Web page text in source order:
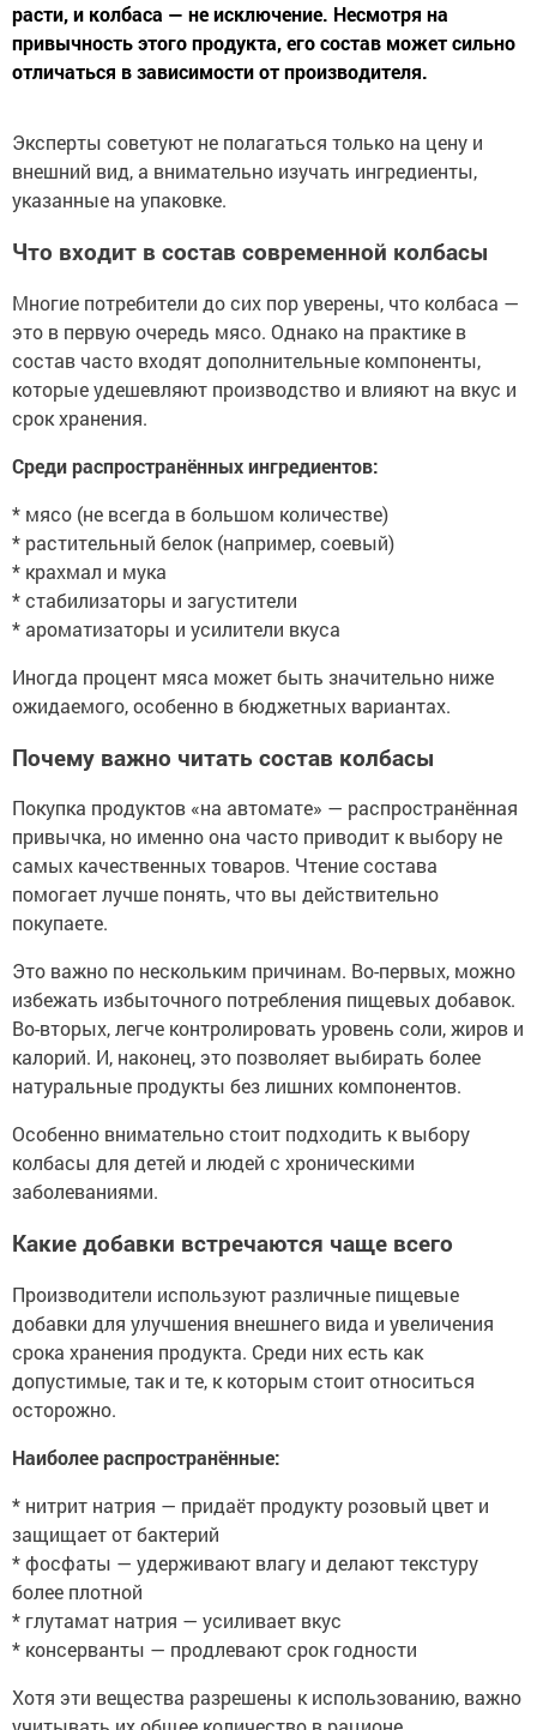
расти, и колбаса — не исключение. Несмотря на
привычность этого продукта, его состав может сильно
отличаться в зависимости от производителя.
Эксперты советуют не полагаться только на цену и
внешний вид, а внимательно изучать ингредиенты,
указанные на упаковке.
Что входит в состав современной колбасы
Многие потребители до сих пор уверены, что колбаса —
это в первую очередь мясо. Однако на практике в
состав часто входят дополнительные компоненты,
которые удешевляют производство и влияют на вкус и
срок хранения.
Среди распространённых ингредиентов:
* мясо (не всегда в большом количестве)
* растительный белок (например, соевый)
* крахмал и мука
* стабилизаторы и загустители
* ароматизаторы и усилители вкуса
Иногда процент мяса может быть значительно ниже
ожидаемого, особенно в бюджетных вариантах.
Почему важно читать состав колбасы
Покупка продуктов «на автомате» — распространённая
привычка, но именно она часто приводит к выбору не
самых качественных товаров. Чтение состава
помогает лучше понять, что вы действительно
покупаете.
Это важно по нескольким причинам. Во-первых, можно
избежать избыточного потребления пищевых добавок.
Во-вторых, легче контролировать уровень соли, жиров и
калорий. И, наконец, это позволяет выбирать более
натуральные продукты без лишних компонентов.
Особенно внимательно стоит подходить к выбору
колбасы для детей и людей с хроническими
заболеваниями.
Какие добавки встречаются чаще всего
Производители используют различные пищевые
добавки для улучшения внешнего вида и увеличения
срока хранения продукта. Среди них есть как
допустимые, так и те, к которым стоит относиться
осторожно.
Наиболее распространённые:
* нитрит натрия — придаёт продукту розовый цвет и
защищает от бактерий
* фосфаты — удерживают влагу и делают текстуру
более плотной
* глутамат натрия — усиливает вкус
* консерванты — продлевают срок годности
Хотя эти вещества разрешены к использованию, важно